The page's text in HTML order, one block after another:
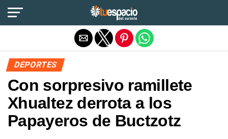
DEPORTES
Con sorpresivo ramillete
Xhualtez derrota a los
Papayeros de Buctzotz
Salir de la versión móvil